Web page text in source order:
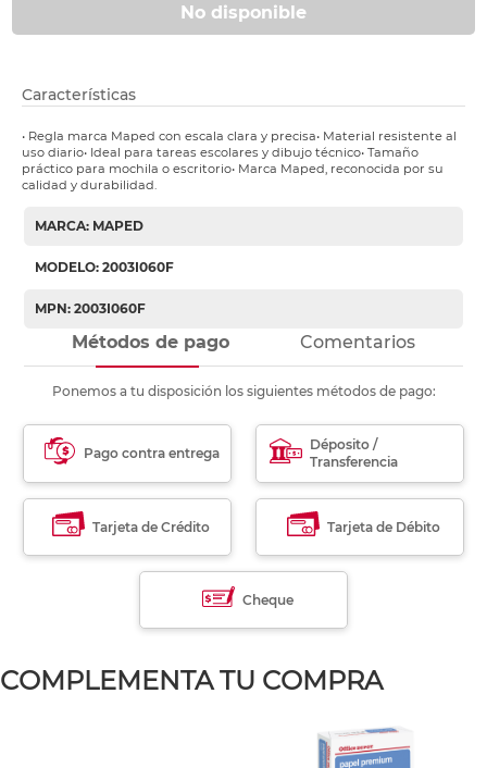
No disponible
Características
• Regla marca Maped con escala clara y precisa• Material resistente al
uso diario• Ideal para tareas escolares y dibujo técnico• Tamaño
práctico para mochila o escritorio• Marca Maped, reconocida por su
calidad y durabilidad.
MARCA: MAPED
MODELO: 2003I060F
MPN: 2003I060F
Métodos de pago Comentarios
Ponemos a tu disposición los siguientes métodos de pago:
Pago contra entrega
Déposito /
Transferencia
Tarjeta de Crédito Tarjeta de Débito
Cheque
COMPLEMENTA TU COMPRA